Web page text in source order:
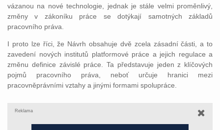
vázanou na nové technologie, jednak je stále velmi proměnlivý,
změny v zákoníku práce se dotýkají samotných základů
pracovního práva.
I proto lze říci, že Návrh obsahuje dvě zcela zásadní části, a to
zavedení nových institutů platformové práce a jejich regulace a
změnu definice závislé práce. Ta představuje jeden z klíčových
pojmů pracovního práva, neboť určuje hranici mezi
pracovněprávními vztahy a jinými formami spolupráce.
Reklama